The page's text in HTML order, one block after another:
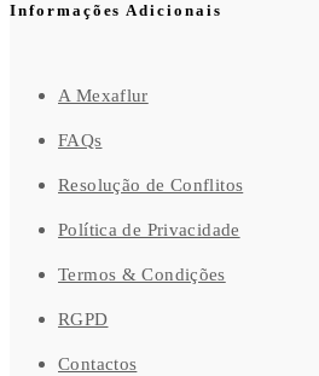
Informações Adicionais
A Mexaflur
FAQs
Resolução de Conflitos
Política de Privacidade
Termos & Condições
RGPD
Contactos